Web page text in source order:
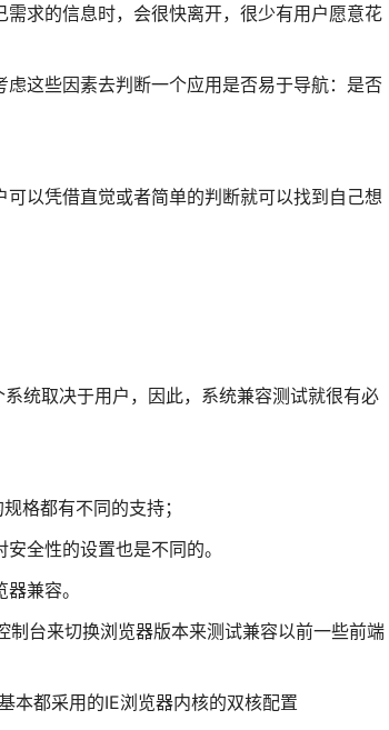
求的信息时，会很快离开，很少有用户愿意花
这些因素去判断一个应用是否易于导航：是否
以凭借直觉或者简单的判断就可以找到自己想
统取决于用户，因此，系统兼容测试就很有必
格都有不同的支持；
全性的设置也是不同的。
兼容。
台来切换浏览器版本来测试兼容以前一些前端
本都采用的IE浏览器内核的双核配置